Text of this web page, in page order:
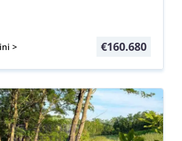
> €160.680